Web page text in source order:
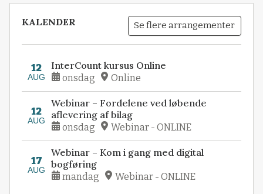
KALENDER Se flere arrangementer
12
AUG
InterCount kursus Online
onsdag Online
12
AUG
Webinar – Fordelene ved løbende
aflevering af bilag
onsdag Webinar - ONLINE
17
AUG
Webinar – Kom i gang med digital
bogføring
mandag Webinar - ONLINE